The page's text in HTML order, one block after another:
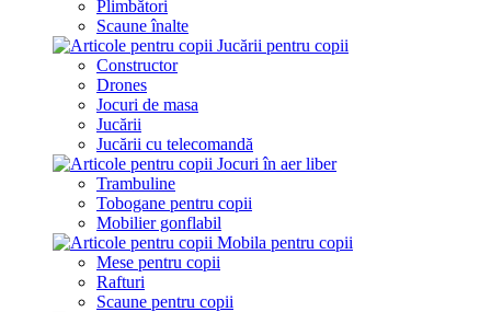
Plimbători
Scaune înalte
Jucării pentru copii
Constructor
Drones
Jocuri de masa
Jucării
Jucării cu telecomandă
Jocuri în aer liber
Trambuline
Tobogane pentru copii
Mobilier gonflabil
Mobila pentru copii
Mese pentru copii
Rafturi
Scaune pentru copii